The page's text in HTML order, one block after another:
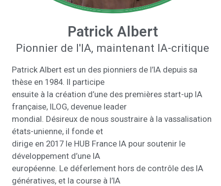
Patrick Albert
Pionnier de l'IA, maintenant IA-critique
Patrick Albert est un des pionniers de l’IA depuis sa
thèse en 1984. Il participe
ensuite à la création d’une des premières start-up IA
française, ILOG, devenue leader
mondial. Désireux de nous soustraire à la vassalisation
états-unienne, il fonde et
dirige en 2017 le HUB France IA pour soutenir le
développement d’une IA
européenne. Le déferlement hors de contrôle des IA
génératives, et la course à l’IA